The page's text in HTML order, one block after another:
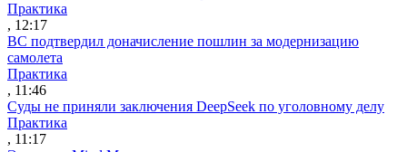
Практика
, 12:17
ВС подтвердил доначисление пошлин за модернизацию
самолета
Практика
, 11:46
Суды не приняли заключения DeepSeek по уголовному делу
Практика
, 11:17